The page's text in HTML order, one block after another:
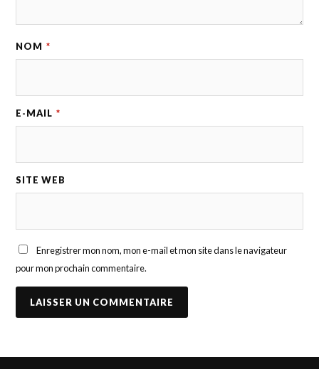
NOM *
E-MAIL *
SITE WEB
Enregistrer mon nom, mon e-mail et mon site dans le navigateur
pour mon prochain commentaire.